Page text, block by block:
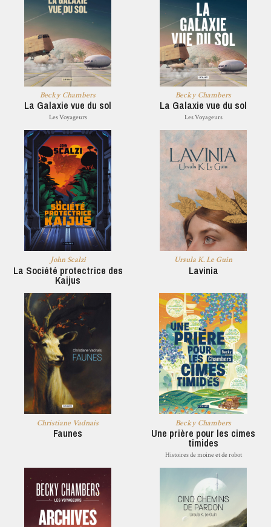
Becky Chambers
La Galaxie vue du sol
Les Voyageurs
Becky Chambers
La Galaxie vue du sol
Les Voyageurs
John Scalzi
La Société protectrice des
Kaijus
Ursula K. Le Guin
Lavinia
Christiane Vadnais
Faunes
Becky Chambers
Une prière pour les cimes
timides
Histoires de moine et de robot